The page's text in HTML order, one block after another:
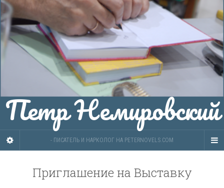
Петр Немировский
- ПИСАТЕЛЬ И НАРКОЛОГ НА PETERNOVELS.COM
Приглашение на Выставку